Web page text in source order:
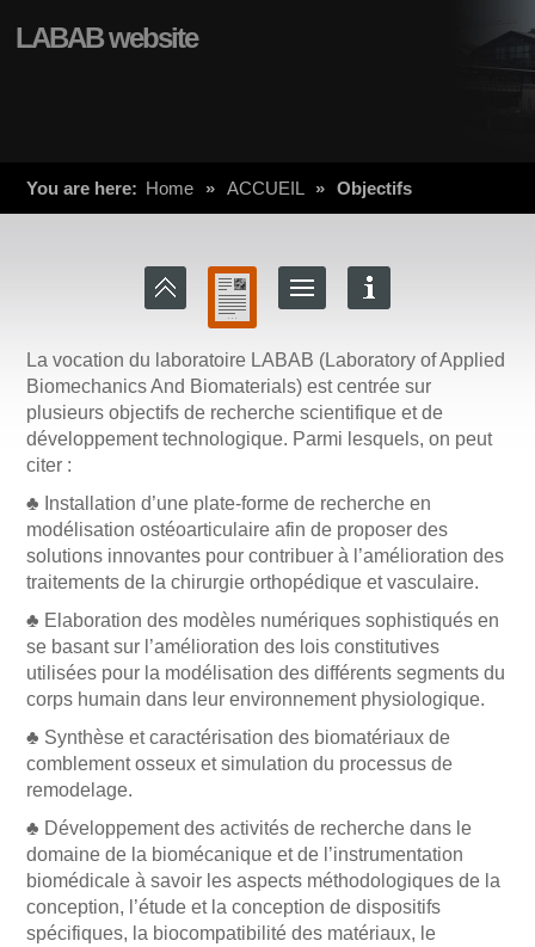
LABAB website
You are here: Home » ACCUEIL » Objectifs
La vocation du laboratoire LABAB (Laboratory of Applied
Biomechanics And Biomaterials) est centrée sur
plusieurs objectifs de recherche scientifique et de
développement technologique. Parmi lesquels, on peut
citer :
♣ Installation d’une plate-forme de recherche en
modélisation ostéoarticulaire afin de proposer des
solutions innovantes pour contribuer à l’amélioration des
traitements de la chirurgie orthopédique et vasculaire.
♣ Elaboration des modèles numériques sophistiqués en
se basant sur l’amélioration des lois constitutives
utilisées pour la modélisation des différents segments du
corps humain dans leur environnement physiologique.
♣ Synthèse et caractérisation des biomatériaux de
comblement osseux et simulation du processus de
remodelage.
♣ Développement des activités de recherche dans le
domaine de la biomécanique et de l’instrumentation
biomédicale à savoir les aspects méthodologiques de la
conception, l’étude et la conception de dispositifs
spécifiques, la biocompatibilité des matériaux, le